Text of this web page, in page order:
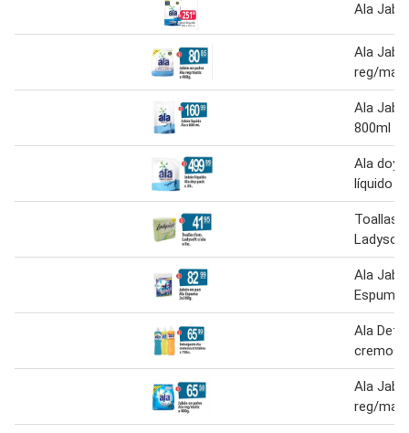
Ala
Ala
reg/
Ala
800ml
Ala doy
líquido
Toallas
Ala
Espuma
Ala
Ala
reg/